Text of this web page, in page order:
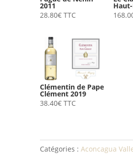
2011
28.80€ TTC
Clémentin de Pape
Clément 2019
38.40€ TTC
Catégories : Aconcagua